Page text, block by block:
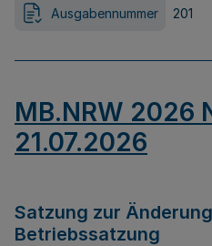
Ausgabennummer 201
MB.NRW 2026
21.07.2026
Satzung zur
Betriebssatzung